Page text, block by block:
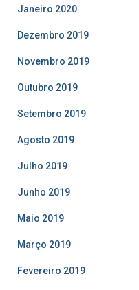
Janeiro 2020
Dezembro 2019
Novembro 2019
Outubro 2019
Setembro 2019
Agosto 2019
Julho 2019
Junho 2019
Maio 2019
Março 2019
Fevereiro 2019